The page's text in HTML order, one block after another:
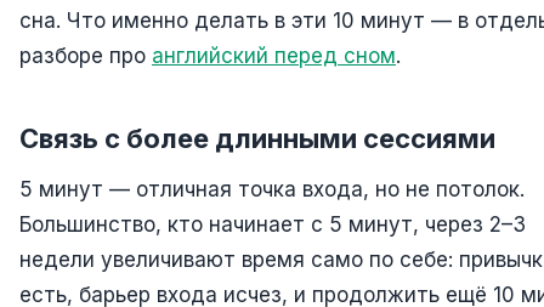
сна. Что именно делать в эти 10 минут — в
разборе про английский перед сном.
Связь с более длинными сессиями
5 минут — отличная точка входа, но не потолок.
Большинство, кто начинает с 5 минут, через 2–3
недели увеличивают время само по себе:
есть, барьер входа исчез, и продолжить ещё 10